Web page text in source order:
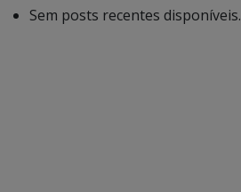
Sem posts recentes disponíveis.